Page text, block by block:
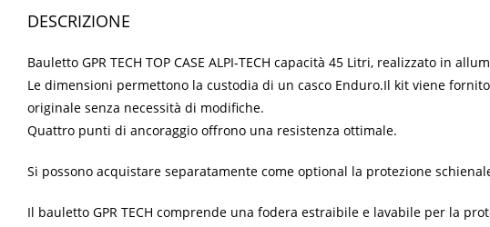
DESCRIZIONE
Bauletto GPR TECH TOP CASE ALPI-TECH capacità 45 Litri, realizzato in
Le dimensioni permettono la custodia di un casco Enduro.Il kit viene
originale senza necessità di modifiche.
Quattro punti di ancoraggio offrono una resistenza ottimale.
Si possono acquistare separatamente come optional la protezione
Il bauletto GPR TECH comprende una fodera estraibile e lavabile per la